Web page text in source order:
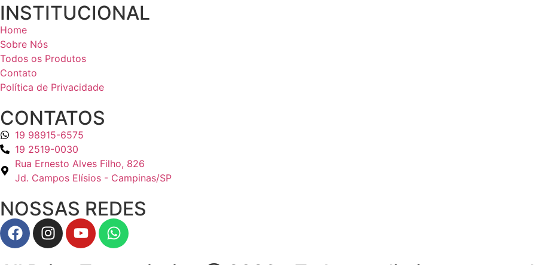
INSTITUCIONAL
Home
Sobre Nós
Todos os Produtos
Contato
Política de Privacidade
CONTATOS
19 98915-6575
19 2519-0030
Rua Ernesto Alves Filho, 826
Jd. Campos Elísios - Campinas/SP
NOSSAS REDES